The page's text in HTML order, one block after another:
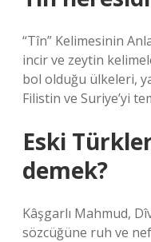
“Tîn” Kelimesinin
incir ve zeytin
bol olduğu ülkeleri,
Filistin ve Suriye’yi
Eski
demek?
Kâşgarlı Mahmud,
sözcüğüne ruh ve